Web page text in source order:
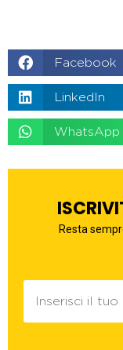
Facebook
LinkedIn
WhatsApp
Resta